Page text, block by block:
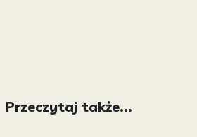
Przeczytaj także...